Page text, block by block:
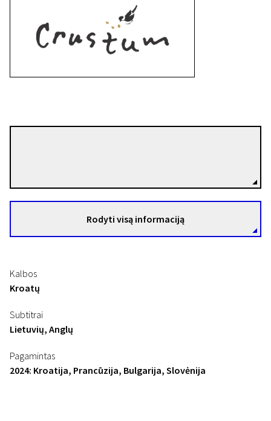
Žmogus, kuris negalėjo tylėti
14 min. | Drama, Istorinis | N-13
Rodyti visą informaciją
Kalbos
Kroatų
Subtitrai
Lietuvių, Anglų
Pagamintas
2024: Kroatija, Prancūzija, Bulgarija, Slovėnija